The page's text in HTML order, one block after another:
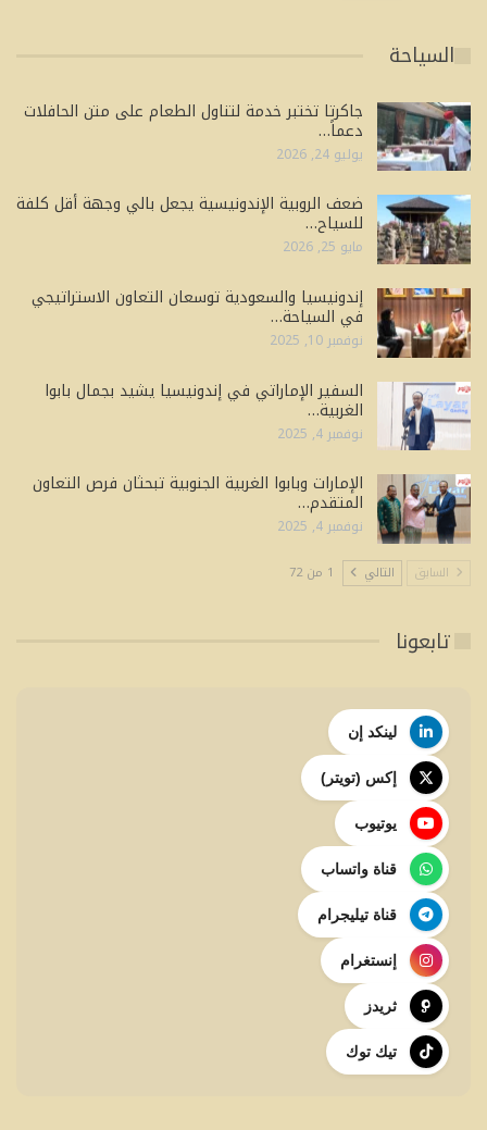
السياحة
جاكرتا تختبر خدمة لتناول الطعام على متن الحافلات
دعماً…
يوليو 24, 2026
ضعف الروبية الإندونيسية يجعل بالي وجهة أقل كلفة
للسياح…
مايو 25, 2026
إندونيسيا والسعودية توسعان التعاون الاستراتيجي
في السياحة…
نوفمبر 10, 2025
السفير الإماراتي في إندونيسيا يشيد بجمال بابوا
الغربية…
نوفمبر 4, 2025
الإمارات وبابوا الغربية الجنوبية تبحثان فرص التعاون
المتقدم…
نوفمبر 4, 2025
السابق التالي 1 من 72
تابعونا
لينكد إن
إكس (تويتر)
يوتيوب
قناة واتساب
قناة تيليجرام
إنستغرام
ثريدز
تيك توك